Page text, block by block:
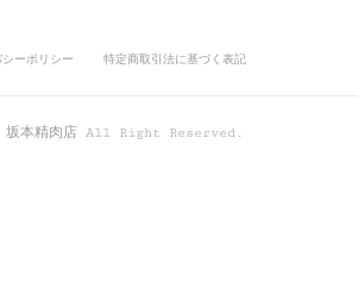
ーポリシー 特定商取引法に基づく表記
坂本精肉店 All Right Reserved.